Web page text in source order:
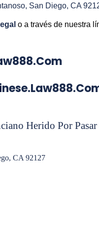
San Diego, CA
o a través de nuestra
Herido Por
CA 92127